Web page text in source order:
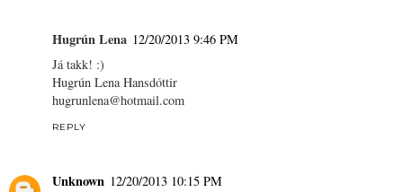
Hugrún Lena 12/20/2013 9:46 PM
Já takk! :)
Hugrún Lena Hansdóttir
hugrunlena@hotmail.com
REPLY
Unknown 12/20/2013 10:15 PM